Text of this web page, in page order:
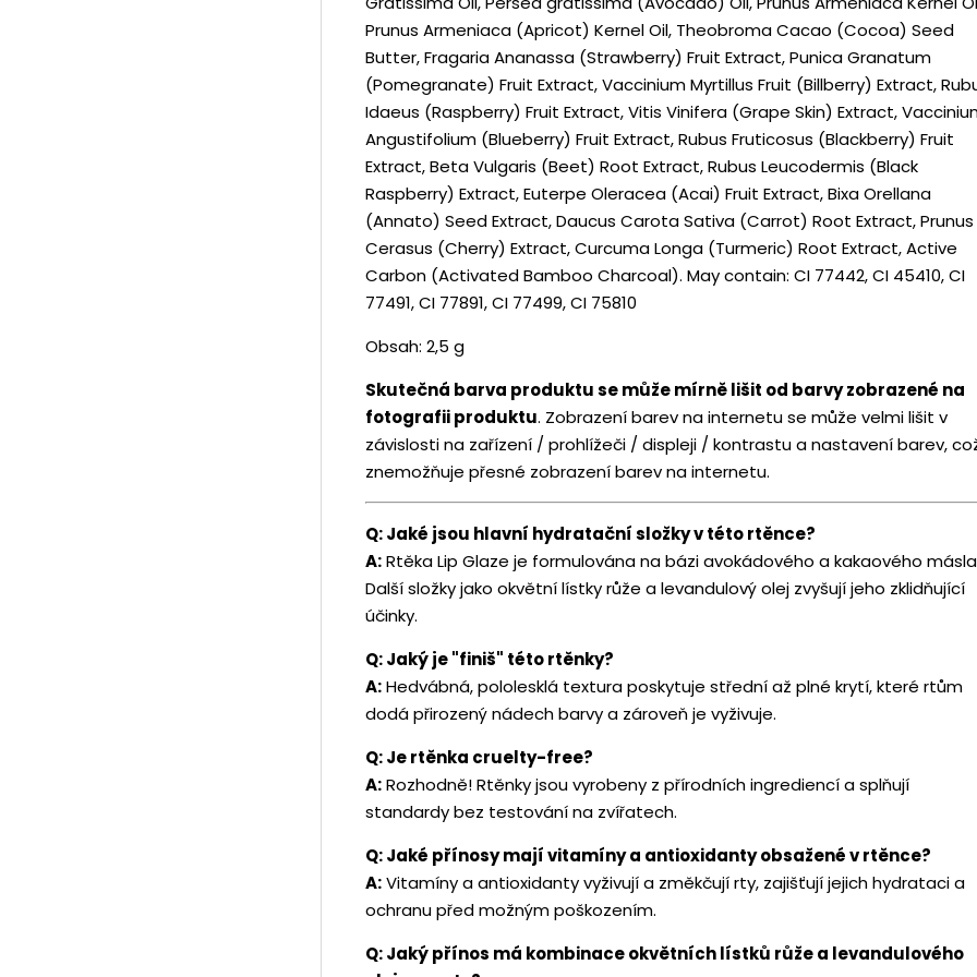
Prunus Armeniaca (Apricot) Kernel Oil, Theobroma Cacao (Cocoa) Seed
Butter, Fragaria Ananassa (Strawberry) Fruit Extract, Punica Granatum
(Pomegranate) Fruit Extract, Vaccinium Myrtillus Fruit (Billberry) Extract,
Idaeus (Raspberry) Fruit Extract, Vitis Vinifera (Grape Skin) Extract,
Angustifolium (Blueberry) Fruit Extract, Rubus Fruticosus (Blackberry) Fruit
Extract, Beta Vulgaris (Beet) Root Extract, Rubus Leucodermis (Black
Raspberry) Extract, Euterpe Oleracea (Acai) Fruit Extract, Bixa Orellana
(Annato) Seed Extract, Daucus Carota Sativa (Carrot) Root Extract, Prunus
Cerasus (Cherry) Extract, Curcuma Longa (Turmeric) Root Extract, Active
Carbon (Activated Bamboo Charcoal). May contain: CI 77442, CI 45410, CI
77491, CI 77891, CI 77499, CI 75810
Obsah: 2,5 g
Skutečná barva produktu se může mírně lišit od barvy zobrazené na
fotografii produktu. Zobrazení barev na internetu se může velmi lišit v
závislosti na zařízení / prohlížeči / displeji / kontrastu a nastavení barev,
znemožňuje přesné zobrazení barev na internetu.
Q: Jaké jsou hlavní hydratační složky v této rtěnce?
A:Rtěka Lip Glaze je formulována na bázi avokádového a kakaového
Další složky jako okvětní lístky růže a levandulový olej zvyšují jeho zklidňující
účinky.
Q: Jaký je "finiš" této rtěnky?
A:Hedvábná, pololesklá textura poskytuje střední až plné krytí, které rtům
dodá přirozený nádech barvy a zároveň je vyživuje.
Q: Je rtěnka cruelty-free?
A:Rozhodně! Rtěnky jsou vyrobeny z přírodních ingrediencí a splňují
standardy bez testování na zvířatech.
Q: Jaké přínosy mají vitamíny a antioxidanty obsažené v rtěnce?
A:Vitamíny a antioxidanty vyživují a změkčují rty, zajišťují jejich hydrataci a
ochranu před možným poškozením.
Q: Jaký přínos má kombinace okvětních lístků růže a levandulového